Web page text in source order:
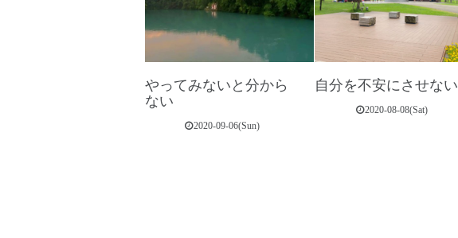
やってみないと分から
ない
2020-09-06(Sun)
自分を不安にさせない
2020-08-08(Sat)